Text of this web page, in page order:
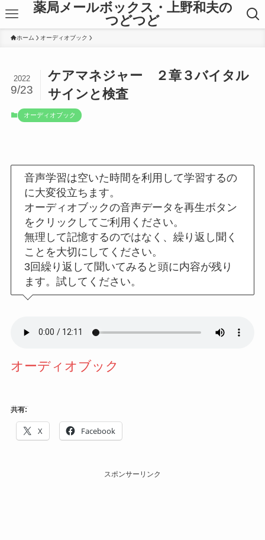
薬局メールボックス・上野和夫の
つどつど
ホーム オーディオブック
ケアマネジャー ２章３バイタル
サインと検査
2022
9/23
オーディオブック
音声学習は空いた時間を利用して学習するの
に大変役立ちます。
オーディオブックの音声データを再生ボタン
をクリックしてご利用ください。
無理して記憶するのではなく、繰り返し聞く
ことを大切にしてください。
3回繰り返して聞いてみると頭に内容が残り
ます。試してください。
オーディオブック
共有:
X Facebook
スポンサーリンク